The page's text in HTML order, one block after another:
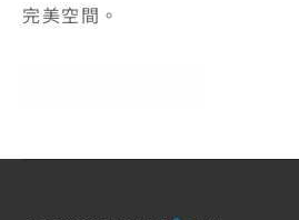
完美空間。